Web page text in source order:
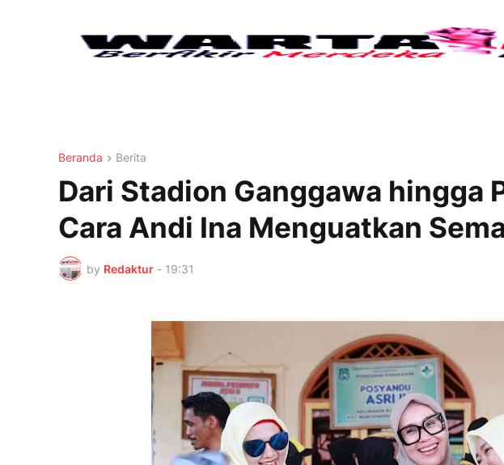
Beranda Berita
Dari Stadion Ganggawa hingga
Cara Andi Ina Menguatkan
by Redaktur - 19:31